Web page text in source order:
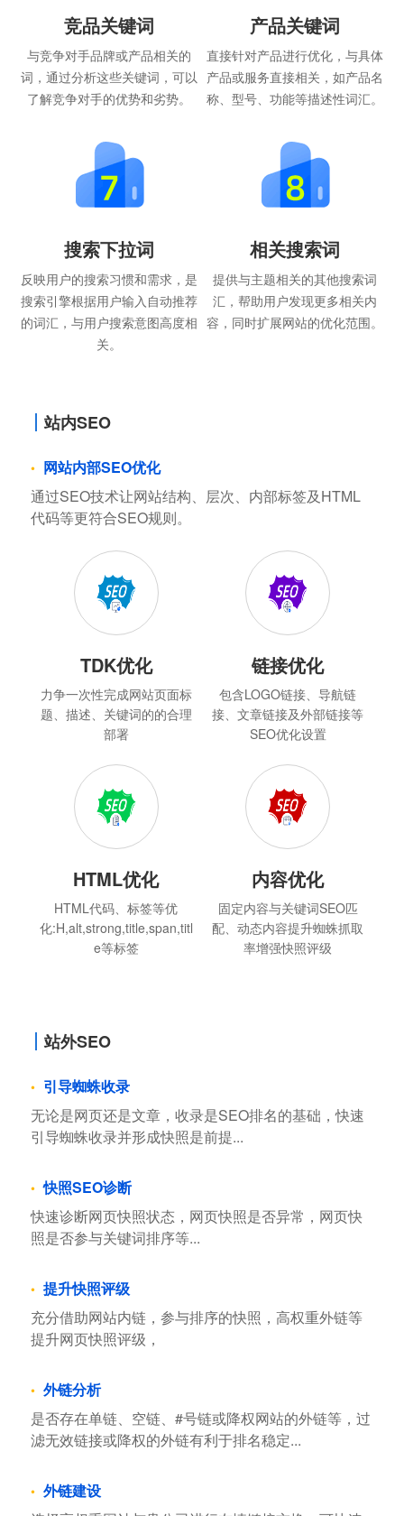
竞品关键词
与竞争对手品牌或产品相关的
词，通过分析这些关键词，可以
了解竞争对手的优势和劣势。
产品关键词
直接针对产品进行优化，与具体
产品或服务直接相关，如产品名
称、型号、功能等描述性词汇。
搜索下拉词
反映用户的搜索习惯和需求，是
搜索引擎根据用户输入自动推荐
的词汇，与用户搜索意图高度相
关。
相关搜索词
提供与主题相关的其他搜索词
汇，帮助用户发现更多相关内
容，同时扩展网站的优化范围。
站内SEO
网站内部SEO优化
通过SEO技术让网站结构、层次、内部标签及HTML
代码等更符合SEO规则。
TDK优化
力争一次性完成网站页面标
题、描述、关键词的的合理
部署
链接优化
包含LOGO链接、导航链
接、文章链接及外部链接等
SEO优化设置
HTML优化
HTML代码、标签等优
化:H,alt,strong,title,span,titl
e等标签
内容优化
固定内容与关键词SEO匹
配、动态内容提升蜘蛛抓取
率增强快照评级
站外SEO
引导蜘蛛收录
无论是网页还是文章，收录是SEO排名的基础，快速
引导蜘蛛收录并形成快照是前提...
快照SEO诊断
快速诊断网页快照状态，网页快照是否异常，网页快
照是否参与关键词排序等...
提升快照评级
充分借助网站内链，参与排序的快照，高权重外链等
提升网页快照评级，
外链分析
是否存在单链、空链、#号链或降权网站的外链等，过
滤无效链接或降权的外链有利于排名稳定...
外链建设